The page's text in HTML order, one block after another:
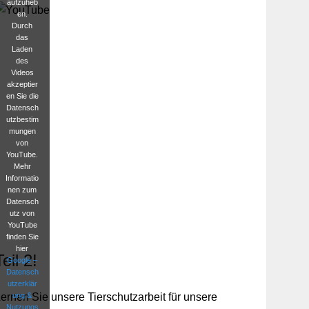
aufzuheb
en.
Durch
das
Laden
des
Videos
akzeptier
en Sie die
Datensch
utzbestim
mungen
von
YouTube.
Mehr
Informatio
nen zum
Datensch
utz von
YouTube
finden Sie
hier
Google –
Datensch
utzerklär
ung &
Nutzungs
2!
Sie unsere Tierschutzarbeit für unsere